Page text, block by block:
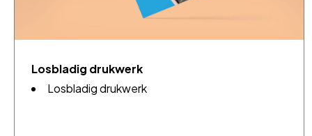
Losbladig drukwerk
Losbladig drukwerk